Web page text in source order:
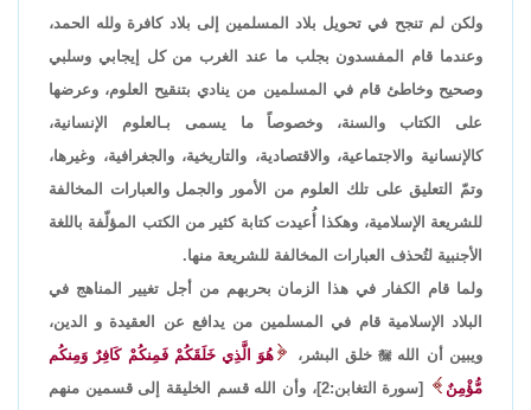
ولكن لم تنجح في تحويل بلاد المسلمين إلى بلاد كافرة ولله الحمد،
وعندما قام المفسدون بجلب ما عند الغرب من كل إيجابي وسلبي
وصحيح وخاطئ قام في المسلمين من ينادي بتنقيح العلوم، وعرضها
على الكتاب والسنة، وخصوصاً ما يسمى بـالعلوم الإنسانية،
كالإنسانية والاجتماعية، والاقتصادية، والتاريخية، والجغرافية، وغيرها،
وتمّ التعليق على تلك العلوم من الأمور والجمل والعبارات المخالفة
للشريعة الإسلامية، وهكذا أُعيدت كتابة كثير من الكتب المؤلّفة باللغة
الأجنبية لتُحذف العبارات المخالفة للشريعة منها.
ولما قام الكفار في هذا الزمان بحربهم من أجل تغيير المناهج في
البلاد الإسلامية قام في المسلمين من يدافع عن العقيدة و الدين،
ويبين أن اللهخلق البشر،
هُوَ الَّذِي خَلَقَكُمْ فَمِنكُمْ كَافِرٌ وَمِنكُم
مُّؤْمِنٌ
[سورة التغابن:2]، وأن الله قسم الخليقة إلى قسمين منهم